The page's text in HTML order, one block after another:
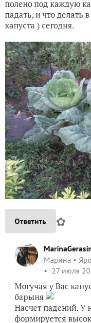
полено под каждую
падать, и что делать
капуста ) сегодня.
Ответить ✿
Марина
27 июля
Могучая у Вас
барыня
Насчет падений. У
формируется